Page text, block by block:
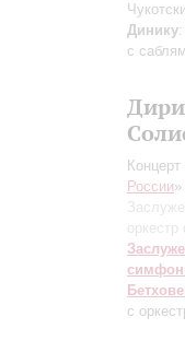
Динику
с
России»
с